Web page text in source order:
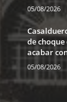
05/08/2026
de
acabar
05/08/2026